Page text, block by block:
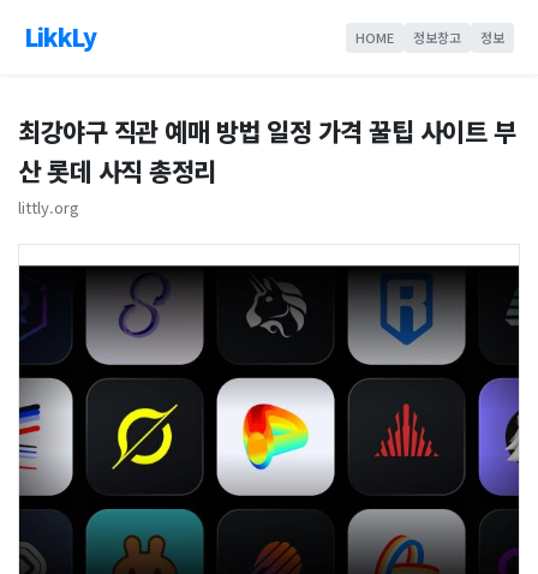
LikkLy HOME 정보창고 정보
최강야구 직관 예매 방법 일정 가격 꿀팁 사이트 부
산 롯데 사직 총정리
littly.org